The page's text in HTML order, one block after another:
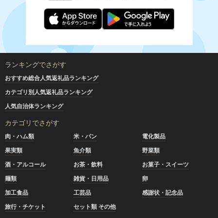
ランキングでさがす
おすすめ総合人気返礼品ランキング
カテゴリ別人気返礼品ランキング
人気自治体ランキング
カテゴリでさがす
肉・ハム類 米・パン
電化製品
果実類
魚介類
野菜類
酒・アルコール
お茶・飲料
お菓子・スイーツ
麺類
雑貨・日用品
卵
加工食品
工芸品
感謝状・記念品
旅行・チケット
セット類 その他